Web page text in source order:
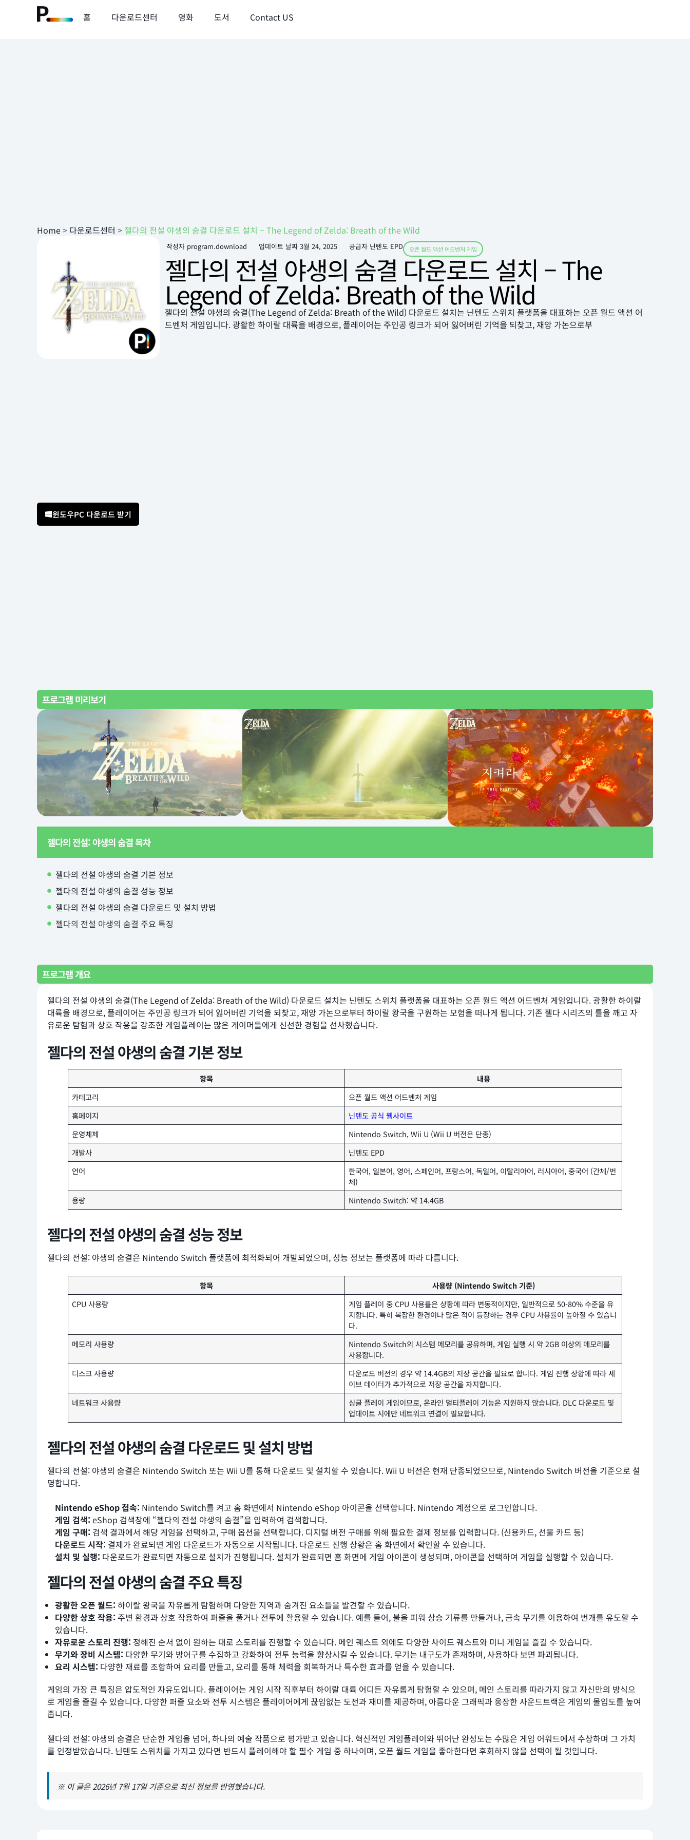
홈 다운로드센터 영화 도서 Contact US
Home> 다운로드센터 > 젤다의 전설 야생의 숨결 다운로드 설치 – The Legend of Zelda: Breath of the Wild
작성자 program.download 업데이트 날짜 3월 24, 2025 공급자 닌텐도 EPD 오픈 월드 액션 어드벤처 게임
젤다의 전설 야생의 숨결 다운로드 설치 – The
Legend of Zelda: Breath of the Wild
젤다의 전설 야생의 숨결(The Legend of Zelda: Breath of the Wild) 다운로드 설치는 닌텐도 스위치 플랫폼을 대표하는 오픈 월드 액션 어
드벤처 게임입니다. 광활한 하이랄 대륙을 배경으로, 플레이어는 주인공 링크가 되어 잃어버린 기억을 되찾고, 재앙 가논으로부
윈도우PC 다운로드 받기
프로그램 미리보기
젤다의 전설: 야생의 숨결 목차
젤다의 전설 야생의 숨결 기본 정보
젤다의 전설 야생의 숨결 성능 정보
젤다의 전설 야생의 숨결 다운로드 및 설치 방법
젤다의 전설 야생의 숨결 주요 특징
프로그램 개요
젤다의 전설 야생의 숨결(The Legend of Zelda: Breath of the Wild) 다운로드 설치는 닌텐도 스위치 플랫폼을 대표하는 오픈 월드 액션 어드벤처 게임입니다. 광활한 하이랄
대륙을 배경으로, 플레이어는 주인공 링크가 되어 잃어버린 기억을 되찾고, 재앙 가논으로부터 하이랄 왕국을 구원하는 모험을 떠나게 됩니다. 기존 젤다 시리즈의 틀을 깨고 자
유로운 탐험과 상호 작용을 강조한 게임플레이는 많은 게이머들에게 신선한 경험을 선사했습니다.
젤다의 전설 야생의 숨결 기본 정보
항목
내용
카테고리
오픈 월드 액션 어드벤처 게임
홈페이지
닌텐도 공식 웹사이트
운영체제
Nintendo Switch, Wii U (Wii U 버전은 단종)
개발사
닌텐도 EPD
언어
한국어, 일본어, 영어, 스페인어, 프랑스어, 독일어, 이탈리아어, 러시아어, 중국어 (간체/번
체)
용량
Nintendo Switch: 약 14.4GB
젤다의 전설 야생의 숨결 성능 정보
젤다의 전설: 야생의 숨결은 Nintendo Switch 플랫폼에 최적화되어 개발되었으며, 성능 정보는 플랫폼에 따라 다릅니다.
항목
사용량 (Nintendo Switch 기준)
CPU 사용량
게임 플레이 중 CPU 사용률은 상황에 따라 변동적이지만, 일반적으로 50-80% 수준을 유
지합니다. 특히 복잡한 환경이나 많은 적이 등장하는 경우 CPU 사용률이 높아질 수 있습니
다.
메모리 사용량
Nintendo Switch의 시스템 메모리를 공유하며, 게임 실행 시 약 2GB 이상의 메모리를
사용합니다.
디스크 사용량
다운로드 버전의 경우 약 14.4GB의 저장 공간을 필요로 합니다. 게임 진행 상황에 따라 세
이브 데이터가 추가적으로 저장 공간을 차지합니다.
네트워크 사용량
싱글 플레이 게임이므로, 온라인 멀티플레이 기능은 지원하지 않습니다. DLC 다운로드 및
업데이트 시에만 네트워크 연결이 필요합니다.
젤다의 전설 야생의 숨결 다운로드 및 설치 방법
젤다의 전설: 야생의 숨결은 Nintendo Switch 또는 Wii U를 통해 다운로드 및 설치할 수 있습니다. Wii U 버전은 현재 단종되었으므로, Nintendo Switch 버전을 기준으로 설
명합니다.
Nintendo eShop 접속: Nintendo Switch를 켜고 홈 화면에서 Nintendo eShop 아이콘을 선택합니다. Nintendo 계정으로 로그인합니다.
게임 검색: eShop 검색창에 “젤다의 전설 야생의 숨결”을 입력하여 검색합니다.
게임 구매: 검색 결과에서 해당 게임을 선택하고, 구매 옵션을 선택합니다. 디지털 버전 구매를 위해 필요한 결제 정보를 입력합니다. (신용카드, 선불 카드 등)
다운로드 시작: 결제가 완료되면 게임 다운로드가 자동으로 시작됩니다. 다운로드 진행 상황은 홈 화면에서 확인할 수 있습니다.
설치 및 실행: 다운로드가 완료되면 자동으로 설치가 진행됩니다. 설치가 완료되면 홈 화면에 게임 아이콘이 생성되며, 아이콘을 선택하여 게임을 실행할 수 있습니다.
젤다의 전설 야생의 숨결 주요 특징
광활한 오픈 월드: 하이랄 왕국을 자유롭게 탐험하며 다양한 지역과 숨겨진 요소들을 발견할 수 있습니다.
다양한 상호 작용: 주변 환경과 상호 작용하여 퍼즐을 풀거나 전투에 활용할 수 있습니다. 예를 들어, 불을 피워 상승 기류를 만들거나, 금속 무기를 이용하여 번개를 유도할 수
있습니다.
자유로운 스토리 진행: 정해진 순서 없이 원하는 대로 스토리를 진행할 수 있습니다. 메인 퀘스트 외에도 다양한 사이드 퀘스트와 미니 게임을 즐길 수 있습니다.
무기와 장비 시스템: 다양한 무기와 방어구를 수집하고 강화하여 전투 능력을 향상시킬 수 있습니다. 무기는 내구도가 존재하며, 사용하다 보면 파괴됩니다.
요리 시스템: 다양한 재료를 조합하여 요리를 만들고, 요리를 통해 체력을 회복하거나 특수한 효과를 얻을 수 있습니다.
게임의 가장 큰 특징은 압도적인 자유도입니다. 플레이어는 게임 시작 직후부터 하이랄 대륙 어디든 자유롭게 탐험할 수 있으며, 메인 스토리를 따라가지 않고 자신만의 방식으
로 게임을 즐길 수 있습니다. 다양한 퍼즐 요소와 전투 시스템은 플레이어에게 끊임없는 도전과 재미를 제공하며, 아름다운 그래픽과 웅장한 사운드트랙은 게임의 몰입도를 높여
줍니다.
젤다의 전설: 야생의 숨결은 단순한 게임을 넘어, 하나의 예술 작품으로 평가받고 있습니다. 혁신적인 게임플레이와 뛰어난 완성도는 수많은 게임 어워드에서 수상하며 그 가치
를 인정받았습니다. 닌텐도 스위치를 가지고 있다면 반드시 플레이해야 할 필수 게임 중 하나이며, 오픈 월드 게임을 좋아한다면 후회하지 않을 선택이 될 것입니다.
※ 이 글은 2026년 7월 17일 기준으로 최신 정보를 반영했습니다.